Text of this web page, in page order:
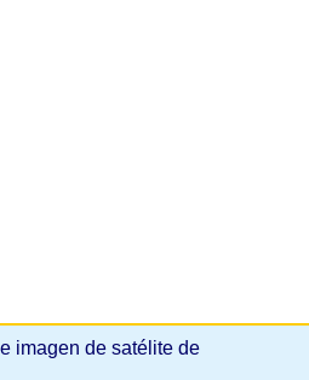
imagen de satélite de